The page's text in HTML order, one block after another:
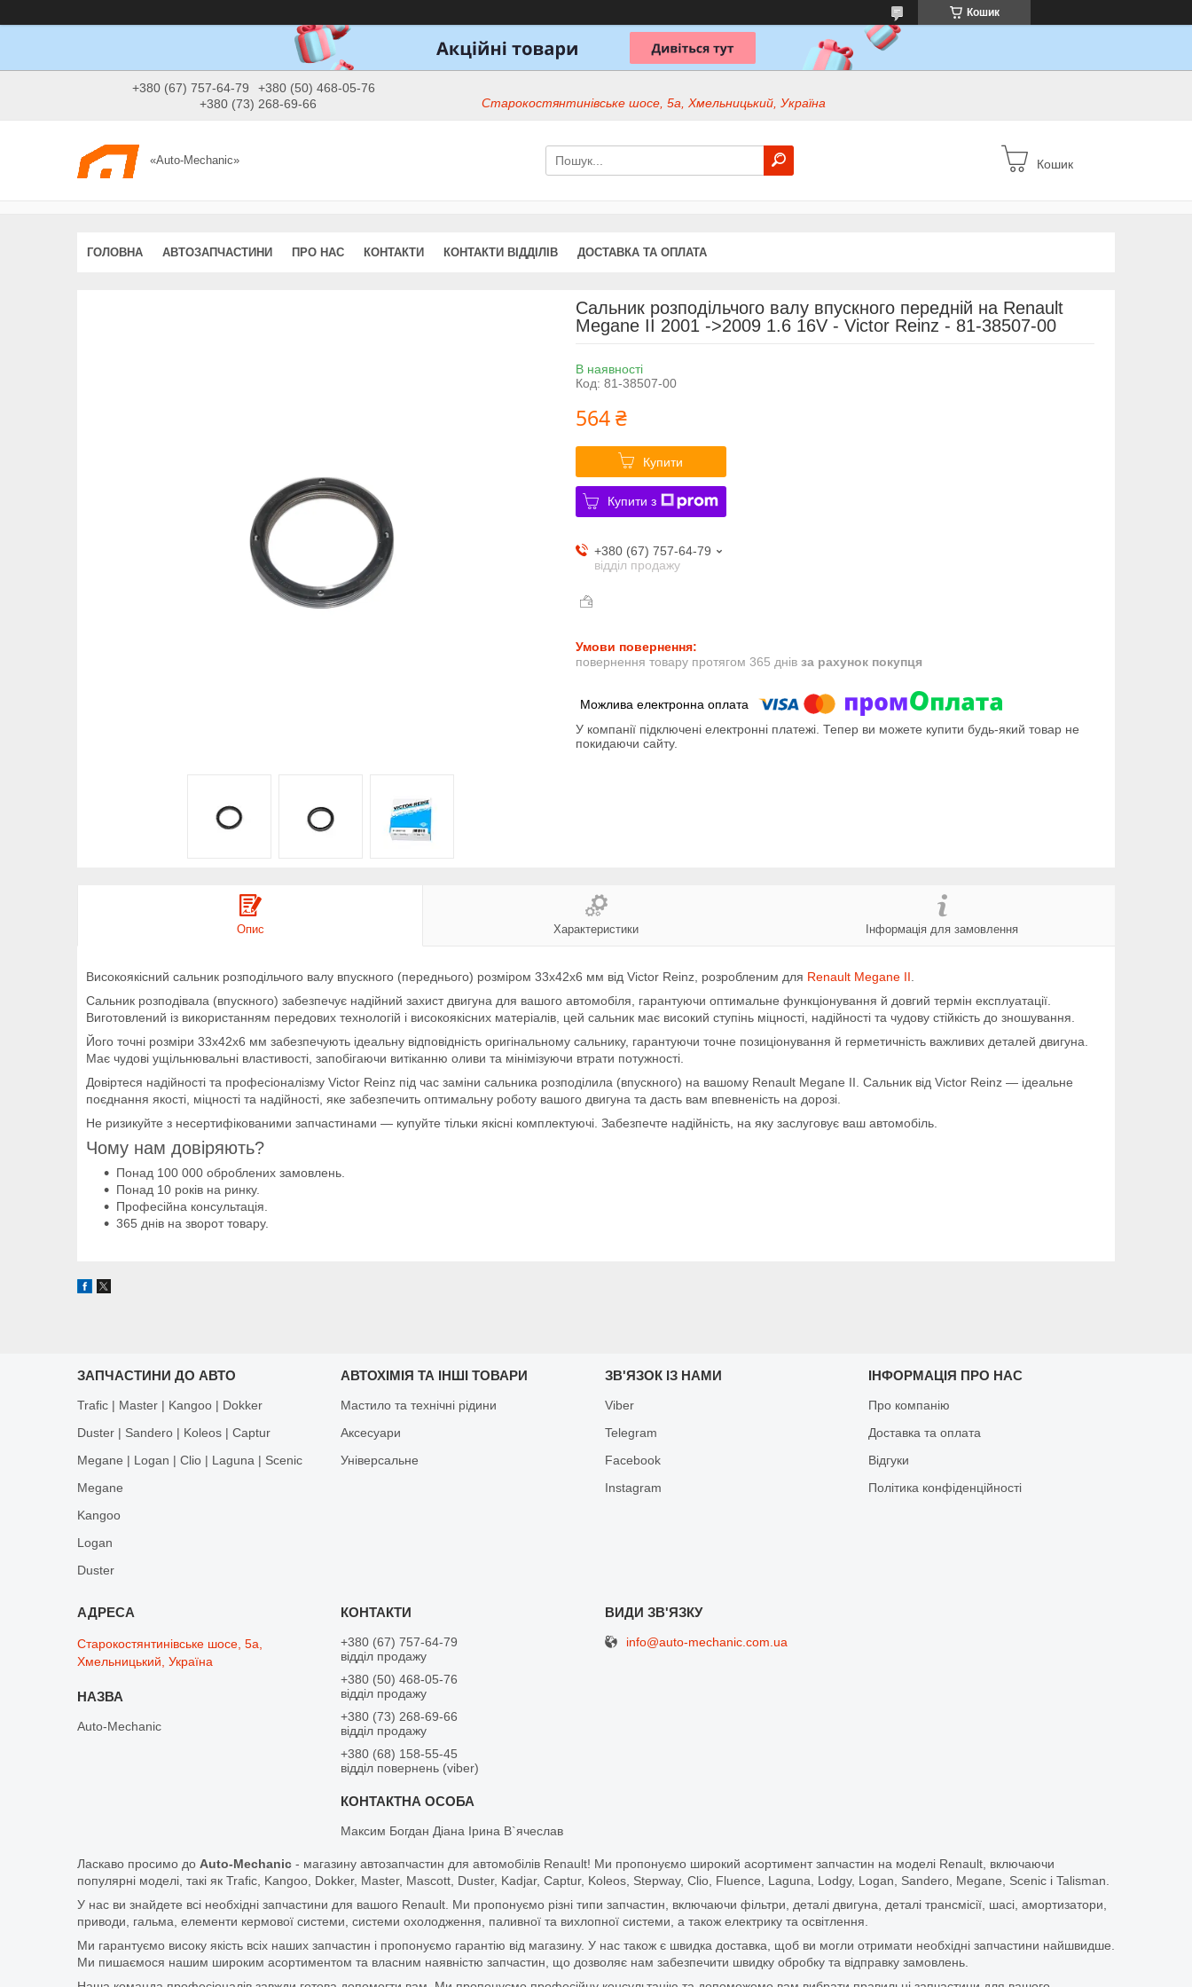
Кошик
+380 (67) 757-64-79
+380 (50) 468-05-76
+380 (73) 268-69-66
Старокостянтинівське шосе, 5а, Хмельницький, Україна
«Auto-Mechanic» Кошик
ГОЛОВНА АВТОЗАПЧАСТИНИ ПРО НАС КОНТАКТИ КОНТАКТИ ВІДДІЛІВ ДОСТАВКА ТА ОПЛАТА
Сальник розподільчого валу впускного передній на Renault
Megane II 2001 ->2009 1.6 16V - Victor Reinz - 81-38507-00
В наявності
Код: 81-38507-00
564 ₴
Купити
Купити з
+380 (67) 757-64-79
відділ продажу
повернення товару протягом 365 днів за рахунок покупця
У компанії підключені електронні платежі. Тепер ви можете купити будь-який товар не
покидаючи сайту.
Опис Характеристики Інформація для замовлення
Високоякісний сальник розподільчого валу впускного (переднього) розміром 33x42x6 мм від Victor Reinz, розробленим для Renault Megane II
Сальник розподівала (впускного) забезпечує надійний захист двигуна для вашого автомобіля, гарантуючи оптимальне функціонування й довгий термін експлуатації.
Виготовлений із використанням передових технологій і високоякісних матеріалів, цей сальник має високий ступінь міцності, надійності та чудову стійкість до зношування.
Його точні розміри 33x42x6 мм забезпечують ідеальну відповідність оригінальному сальнику, гарантуючи точне позиціонування й герметичність важливих деталей двигуна.
Має чудові ущільнювальні властивості, запобігаючи витіканню оливи та мінімізуючи втрати потужності.
Довіртеся надійності та професіоналізму Victor Reinz під час заміни сальника розподілила (впускного) на вашому Renault Megane II. Сальник від Victor Reinz — ідеальне
поєднання якості, міцності та надійності, яке забезпечить оптимальну роботу вашого двигуна та дасть вам впевненість на дорозі.
Не ризикуйте з несертифікованими запчастинами — купуйте тільки якісні комплектуючі. Забезпечте надійність, на яку заслуговує ваш автомобіль.
Чому нам довіряють?
Понад 100 000 оброблених замовлень.
Понад 10 років на ринку.
Професійна консультація.
365 днів на зворот товару.
ЗАПЧАСТИНИ ДО АВТО
Trafic | Master | Kangoo | Dokker
Duster | Sandero | Koleos | Captur
Megane | Logan | Clio | Laguna | Scenic
Megane
Kangoo
Logan
Duster
АВТОХІМІЯ ТА ІНШІ ТОВАРИ
Мастило та технічні рідини
Аксесуари
Універсальне
ЗВ'ЯЗОК ІЗ НАМИ
Viber
Telegram
Facebook
Іnstagram
ІНФОРМАЦІЯ ПРО НАС
Про компанію
Доставка та оплата
Відгуки
Політика конфіденційності
Старокостянтинівське шосе, 5а,
Хмельницький, Україна
Auto-Mechanic
+380 (67) 757-64-79
відділ продажу
+380 (50) 468-05-76
відділ продажу
+380 (73) 268-69-66
відділ продажу
+380 (68) 158-55-45
відділ повернень (viber)
Максим Богдан Діана Ірина В`ячеслав
info@auto-mechanic.com.ua
Ласкаво просимо до Auto-Mechanic - магазину автозапчастин для автомобілів Renault! Ми пропонуємо широкий асортимент запчастин на моделі Renault, включаючи
популярні моделі, такі як Trafic, Kangoo, Dokker, Master, Mascott, Duster, Kadjar, Captur, Koleos, Stepway, Clio, Fluence, Laguna, Lodgy, Logan, Sandero, Megane, Scenic і Talisman.
У нас ви знайдете всі необхідні запчастини для вашого Renault. Ми пропонуємо різні типи запчастин, включаючи фільтри, деталі двигуна, деталі трансмісії, шасі, амортизатори,
приводи, гальма, елементи кермової системи, системи охолодження, паливної та вихлопної системи, а також електрику та освітлення.
Ми гарантуємо високу якість всіх наших запчастин і пропонуємо гарантію від магазину. У нас також є швидка доставка, щоб ви могли отримати необхідні запчастини найшвидше.
Ми пишаємося нашим широким асортиментом та власним наявністю запчастин, що дозволяє нам забезпечити швидку обробку та відправку замовлень.